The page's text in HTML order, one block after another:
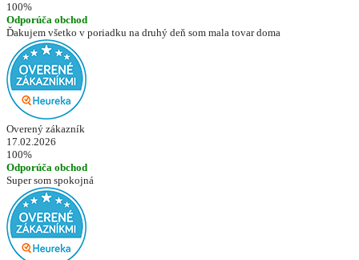
100%
Odporúča obchod
Ďakujem všetko v poriadku na druhý deň som mala tovar doma
Overený zákazník
17.02.2026
100%
Odporúča obchod
Super som spokojná